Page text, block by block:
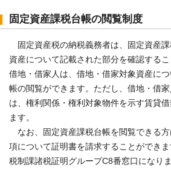
固定資産課税台帳の閲覧制度
固定資産税の納税義務者は、固定資産
資産について記載された部分を確認するこ
借地・借家人は、借地・借家対象資産に
帳の閲覧ができます。ただし、借地・借
は、権利関係・権利対象物件を示す賃貸
ます。
なお、固定資産課税台帳を閲覧できる
項について証明書を請求することができま
税制課諸税証明グループC8番窓口になりま